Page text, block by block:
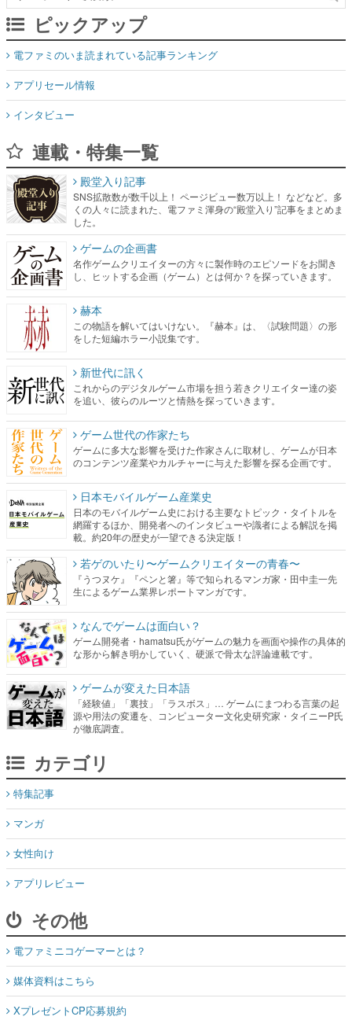
ピックアップ
電ファミのいま読まれている記事ランキング
アプリセール情報
インタビュー
連載・特集一覧
殿堂入り記事
SNS拡散数が数千以上！ ページビュー数万以上！ などなど。多
くの人々に読まれた、電ファミ渾身の“殿堂入り”記事をまとめま
した。
ゲームの企画書
名作ゲームクリエイターの方々に製作時のエピソードをお聞き
し、ヒットする企画（ゲーム）とは何か？を探っていきます。
赫本
この物語を解いてはいけない。『赫本』は、〈試験問題〉の形
をした短編ホラー小説集です。
新世代に訊く
これからのデジタルゲーム市場を担う若きクリエイター達の姿
を追い、彼らのルーツと情熱を探っていきます。
ゲーム世代の作家たち
ゲームに多大な影響を受けた作家さんに取材し、ゲームが日本
のコンテンツ産業やカルチャーに与えた影響を探る企画です。
日本モバイルゲーム産業史
日本のモバイルゲーム史における主要なトピック・タイトルを
網羅するほか、開発者へのインタビューや識者による解説を掲
載。約20年の歴史が一望できる決定版！
若ゲのいたり〜ゲームクリエイターの青春〜
『うつヌケ』『ペンと箸』等で知られるマンガ家・田中圭一先
生によるゲーム業界レポートマンガです。
なんでゲームは面白い？
ゲーム開発者・hamatsu氏がゲームの魅力を画面や操作の具体的
な形から解き明かしていく、硬派で骨太な評論連載です。
ゲームが変えた日本語
「経験値」「裏技」「ラスボス」… ゲームにまつわる言葉の起
源や用法の変遷を、コンピューター文化史研究家・タイニーP氏
が徹底調査。
カテゴリ
特集記事
マンガ
女性向け
アプリレビュー
その他
電ファミニコゲーマーとは？
媒体資料はこちら
XプレゼントCP応募規約